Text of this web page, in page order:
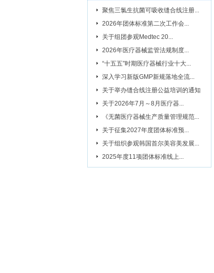
聚焦三氯生抗菌可吸收缝合线注册...
2026年团体标准第二次工作会...
关于组团参观Medtec 20...
2026年医疗器械监管法规制度...
“十五五”时期医疗器械行业十大...
深入学习新版GMP新规落地全流...
关于举办缝合线注册公益培训的通知
关于2026年7月～8月医疗器...
《无菌医疗器械生产质量管理规范...
关于征集2027年度团体标准预...
关于组织参观韩国首尔美容美发展...
2025年度11项团体标准线上...